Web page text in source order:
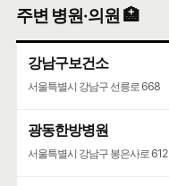
주변 병원·의원 🏥
강남구보건소
서울특별시 강남구 선릉로 668
광동한방병원
서울특별시 강남구 봉은사로 612